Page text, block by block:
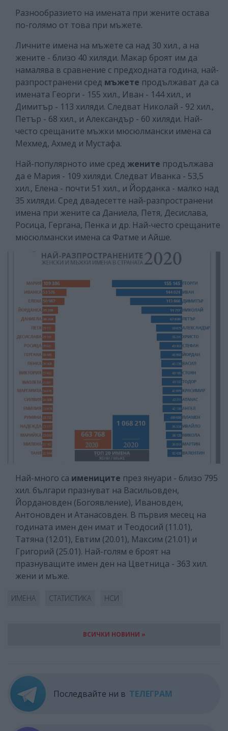
Разнообразието на имената при жените остава
по-голямо от това при мъжете.
Личните имена на мъжете са над 30 хил., а на
жените - близо 40 хиляди. Макар броят им да
намалява в сравнение с предходната година, най-
разпространени сред мъжете продължават да са
имената Георги - 155 хил., Иван - 144 хил., и
Димитър - 113 хиляди. Следват Николай - 92 хил.,
Петър - 68 хил., и Александър - 60 хиляди. Най-
често срещаните мъжки мюсюлмански имена са
Мехмед, Ахмед и Мустафа.
Най-популярното име сред жените продължава
да е Мария - 109 хиляди. Следват Иванка - 53,5
хил., Елена - почти 51 хил., и Йорданка - малко над
35 хиляди. Сред двадесетте най-разпространени
имена при жените са Даниела, Петя, Десислава,
Росица, Гергана, Пенка и др. Най-често срещаните
мюсюлмански имена са Фатме и Айше.
Най-много са имениците през януари - близо 795
хил. българи празнуват на Васильовден,
Йордановден (Богоявление), Ивановден,
Антоновден и Атанасовден. В първия месец на
годината имен ден имат и Теодосий (11.01),
Татяна (12.01), Евтим (20.01), Максим (21.01) и
Григорий (25.01). Най-голям е броят на
празнуващите имен ден на Цветница - 363 хил.
жени и мъже.
ИМЕНА СТАТИСТИКА НСИ
ВСИЧКИ НОВИНИ »
Последвайте ни в ТЕЛЕГРАМ